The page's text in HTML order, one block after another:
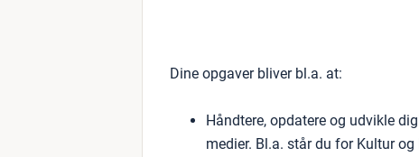
Dine opgaver bliver bl.a. at:
Håndtere, opdatere og udvikle
medier. Bl.a. står du for Kultur